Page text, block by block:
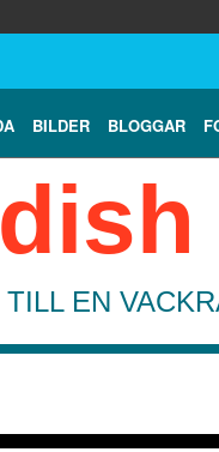
BILDER BLOGGAR
EN